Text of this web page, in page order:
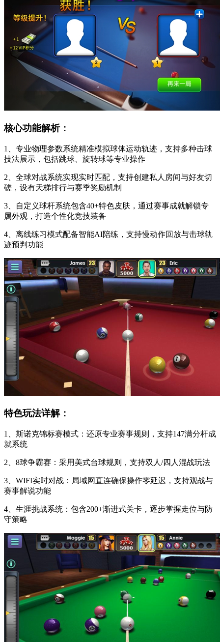
核心功能解析：
1、专业物理参数系统精准模拟球体运动轨迹，支持多种击球
技法展示，包括跳球、旋转球等专业操作
2、全球对战系统实现实时匹配，支持创建私人房间与好友切
磋，设有天梯排行与赛季奖励机制
3、自定义球杆系统包含40+特色皮肤，通过赛事成就解锁专
属外观，打造个性化竞技装备
4、离线练习模式配备智能AI陪练，支持慢动作回放与击球轨
迹预判功能
特色玩法详解：
1、斯诺克锦标赛模式：还原专业赛事规则，支持147满分杆成
就系统
2、8球争霸赛：采用美式台球规则，支持双人/四人混战玩法
3、WIFI实时对战：局域网直连确保操作零延迟，支持观战与
赛事解说功能
4、生涯挑战系统：包含200+渐进式关卡，逐步掌握走位与防
守策略